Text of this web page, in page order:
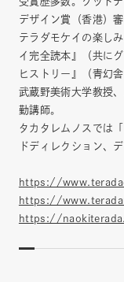
デザイン賞（香港）
テラダモケイの楽し
イ完全読本』（共に
ヒストリー』（青幻舎
武蔵野美術大学教授
勤講師。
タカタレムノスでは
ドディレクション、
https://
https://
https://